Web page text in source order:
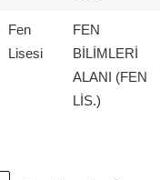
Fen
Lisesi
FEN
BİLİMLERİ
ALANI (FEN
LİS.)